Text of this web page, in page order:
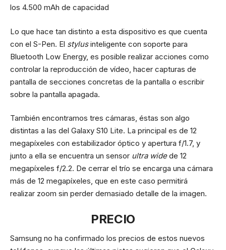
los 4.500 mAh de capacidad
Lo que hace tan distinto a esta dispositivo es que cuenta
con el S-Pen. El stylusinteligente con soporte para
Bluetooth Low Energy, es posible realizar acciones como
controlar la reproducción de vídeo, hacer capturas de
pantalla de secciones concretas de la pantalla o escribir
sobre la pantalla apagada.
También encontramos tres cámaras, éstas son algo
distintas a las del Galaxy S10 Lite. La principal es de 12
megapíxeles con estabilizador óptico y apertura f/1.7, y
junto a ella se encuentra un sensor ultra widede 12
megapíxeles f/2.2. De cerrar el trío se encarga una cámara
más de 12 megapíxeles, que en este caso permitirá
realizar zoom sin perder demasiado detalle de la imagen.
PRECIO
Samsung no ha confirmado los precios de estos nuevos